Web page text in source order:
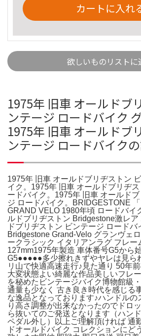
カートに入れ
欲しいものリストに
1975年 旧車 オールドブ
ンテージ ロードバイク
1975年 旧車 オールドブ
ンテージ ロードバイク
1975年 旧車 オールドブリヂストン
イク。1975年 旧車 オールドブリヂ
ードバイク。1975年 旧車 オールド
ジ ロードバイク。BRIDGESTONE 「
GRAND VELO 1980年頃 ロードバイ
ルドブリヂストン Bridgestone激レ
ドブリヂストン ビンテージ ロードバ
Bridgestone Grand-Velo グランヴェ
ークラシック イタリアンラグ フレー
127mm1975年製造 車体番号G5から
G5●●●●●多少擦れきずやヤレは見ら
リ山で快適高速走行♪見た通り 50年
大変状態よい綺麗な作品美しいフレ
を秘めたビンテージバイク博物館級
通量も少なく 古き良き時代を感じる
な逸品となっております♪ハンドルの
り高さ調整が出来なかったのでドロ
ら抜いてのご発送となります（ハン
ペダル外し）以上ご理解頂ければ 通
ドオールドバイク コレクションにど